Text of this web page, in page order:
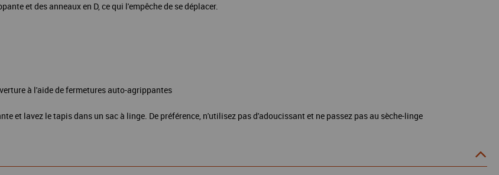
et des anneaux en D, ce qui l'empêche de se déplacer.
à l'aide de fermetures auto-agrippantes
et lavez le tapis dans un sac à linge. De préférence, n'utilisez pas d'adoucissant et ne passez pas au sèche-linge